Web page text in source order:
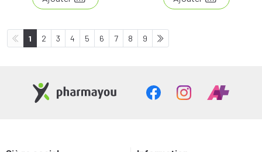
1 2 3 4 5 6 7 8 9